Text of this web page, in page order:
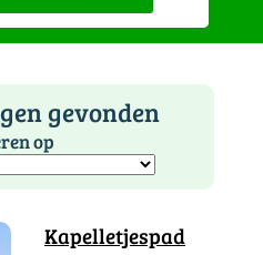
gevonden
op
Kapelletjespad